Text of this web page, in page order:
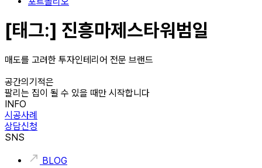
[태그:] 진흥마제스타워범일
매도를 고려한 투자인테리어 전문 브랜드
공간의기적은
팔리는 집이 될 수 있을 때만 시작합니다
INFO
시공사례
상담신청
SNS
BLOG